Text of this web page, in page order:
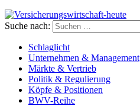
Versicherungswirtschaft-heute
Suche nach:
Schlaglicht
Unternehmen & Management
Märkte & Vertrieb
Politik & Regulierung
Köpfe & Positionen
BWV-Reihe